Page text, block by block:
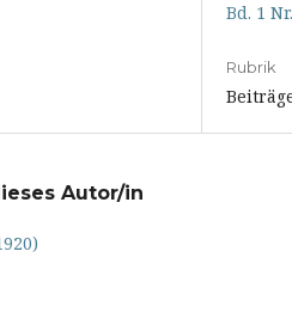
Bd. 1
Rubrik
Autor/in